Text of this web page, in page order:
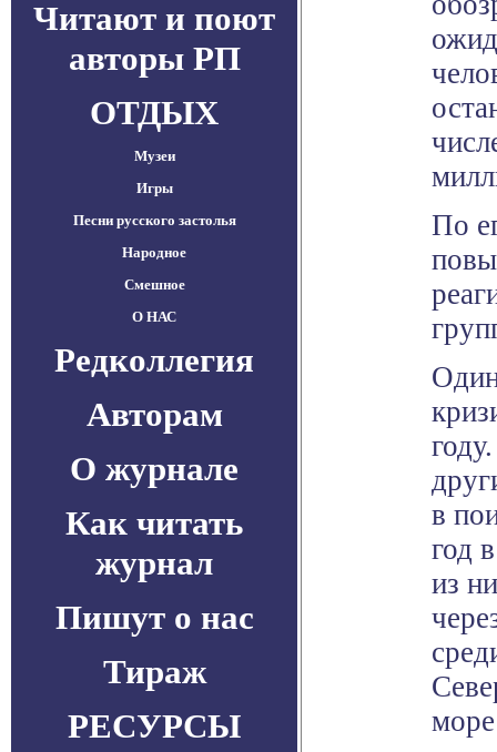
Читают и поют
авторы РП
ОТДЫХ
Музеи
Игры
Песни русского застолья
Народное
Смешное
О НАС
Редколлегия
Авторам
О журнале
Как читать
журнал
Пишут о нас
Тираж
РЕСУРСЫ
По
в
год
из